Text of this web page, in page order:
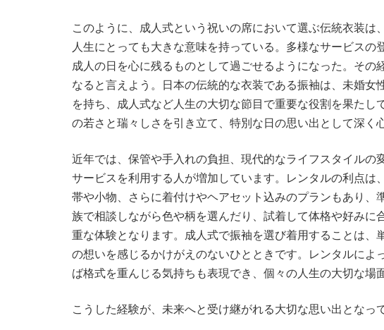
このように、成人式という祝いの席において選ぶ伝統衣装
人生にとっても大きな意味を持っている。多様なサービスの
成人の日を心に残るものとして過ごせるようになった。そ
なると言えよう。日本の伝統的な衣装である振袖は、未婚
を持ち、成人式など人生の大切な節目で重要な役割を果た
の若さと瑞々しさを引き立て、特別な日の思い出として深く
近年では、保管や手入れの負担、現代的なライフスタイル
サービスを利用する人が増加しています。レンタルの利点は
帯や小物、さらに着付けやヘアセット込みのプランもあり
族で相談しながら色や柄を選んだり、試着して体格や好み
重な体験となります。成人式で振袖を選び着用することは
の想いを感じるかけがえのないひとときです。レンタルに
ば格式を重んじる気持ちも表現でき、個々の人生の大切な場
こうした経験が、未来へと受け継がれる大切な思い出となっ